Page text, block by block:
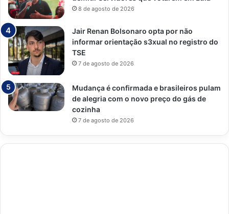
8 de agosto de 2026
Jair Renan Bolsonaro opta por não
informar orientação s3xual no registro do
TSE
7 de agosto de 2026
Mudança é confirmada e brasileiros pulam
de alegria com o novo preço do gás de
cozinha
7 de agosto de 2026